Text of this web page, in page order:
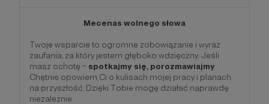
Mecenas wolnego słowa
Twoje wsparcie to ogromne zobowiązanie i wyraz
zaufania, za który jestem głęboko wdzięczny. Jeśli
masz ochotę – spotkajmy się, porozmawiajmy
Chętnie opowiem Ci o kulisach mojej pracy i planach
na przyszłość. Dzięki Tobie mogę działać naprawdę
niezależnie